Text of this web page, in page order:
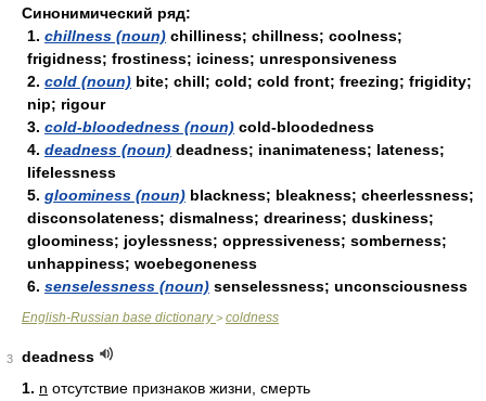
Синонимический ряд:
1. chillness (noun) chilliness; chillness; coolness;
frigidness; frostiness; iciness; unresponsiveness
2. cold (noun) bite; chill; cold; cold front; freezing; frigidity;
nip; rigour
3. cold-bloodedness (noun) cold-bloodedness
4. deadness (noun) deadness; inanimateness; lateness;
lifelessness
5. gloominess (noun) blackness; bleakness; cheerlessness;
disconsolateness; dismalness; dreariness; duskiness;
gloominess; joylessness; oppressiveness; somberness;
unhappiness; woebegoneness
6. senselessness (noun) senselessness; unconsciousness
English-Russian base dictionary> coldness
3
deadness
1. n отсутствие признаков жизни, смерть